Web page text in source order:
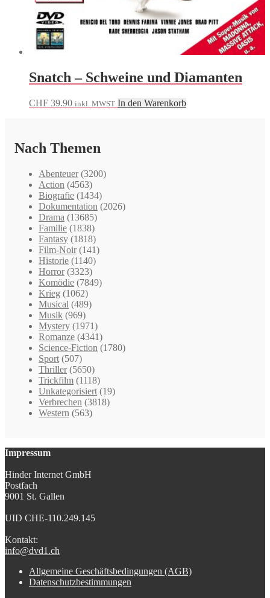
Snatch – Schweine und Diamanten
CHF 39.90 inkl. MWST In den Warenkorb
Nach Themen
Abenteuer (3200)
Action (4563)
Biografie (1434)
Dokumentation (2026)
Drama (13685)
Familie (1838)
Fantasy (1818)
Film-Noir (141)
Historie (1140)
Horror (3323)
Komödie (7849)
Krieg (1062)
Musical (489)
Musik (969)
Mystery (1971)
Romanze (4341)
Science-Fiction (1780)
Sport (507)
Thriller (5650)
Trickfilm (1118)
Unkategorisiert (19)
Verbrechen (3818)
Western (563)
Impressum
Hinder Internet GmbH
Postfach
9001 St. Gallen
UID CHE-110.249.145
Kontakt:
info@dvd1.ch
Allgemeine Geschäftsbedingungen (AGB)
Datenschutzbestimmungen